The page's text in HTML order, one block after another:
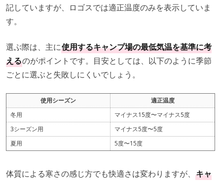
記していますが、ロゴスでは適正温度のみを表示していま
す。
選ぶ際は、主に使用するキャンプ場の最低気温を基準に考
えるのがポイントです。目安としては、以下のように季節
ごとに選ぶと失敗しにくいでしょう。
使用シーズン
適正温度
冬用
マイナス15度〜マイナス5度
3シーズン用
マイナス5度〜5度
夏用
5度〜15度
体質による寒さの感じ方でも快適さは変わりますが、 キャ